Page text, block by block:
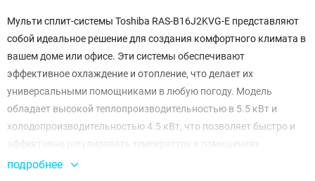
Мульти сплит-системы Toshiba RAS-B16J2KVG-E представляют
собой идеальное решение для создания комфортного климата в
вашем доме или офисе. Эти системы обеспечивают
эффективное охлаждение и отопление, что делает их
универсальными помощниками в любую погоду. Модель
обладает высокой теплопроизводительностью в 5.5 кВт и
холодопроизводительностью 4.5 кВт, что позволяет быстро и
эффективно регулировать температуру в помещениях
различного размера.
подробнее